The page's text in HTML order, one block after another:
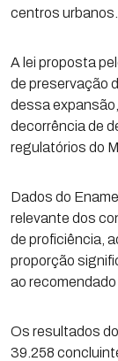
centros urbanos.
A lei proposta
de preservação
dessa
decorrência de
regulatórios do
Dados do
relevante dos
de proficiência,
proporção
ao
Os resultados
39.258